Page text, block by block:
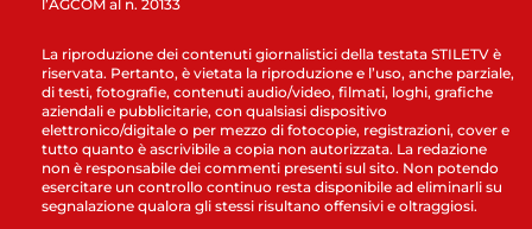
l’AGCOM al n. 20133
La riproduzione dei contenuti giornalistici della testata STILETV è
riservata. Pertanto, è vietata la riproduzione e l’uso, anche parziale,
di testi, fotografie, contenuti audio/video, filmati, loghi, grafiche
aziendali e pubblicitarie, con qualsiasi dispositivo
elettronico/digitale o per mezzo di fotocopie, registrazioni, cover e
tutto quanto è ascrivibile a copia non autorizzata. La redazione
non è responsabile dei commenti presenti sul sito. Non potendo
esercitare un controllo continuo resta disponibile ad eliminarli su
segnalazione qualora gli stessi risultano offensivi e oltraggiosi.